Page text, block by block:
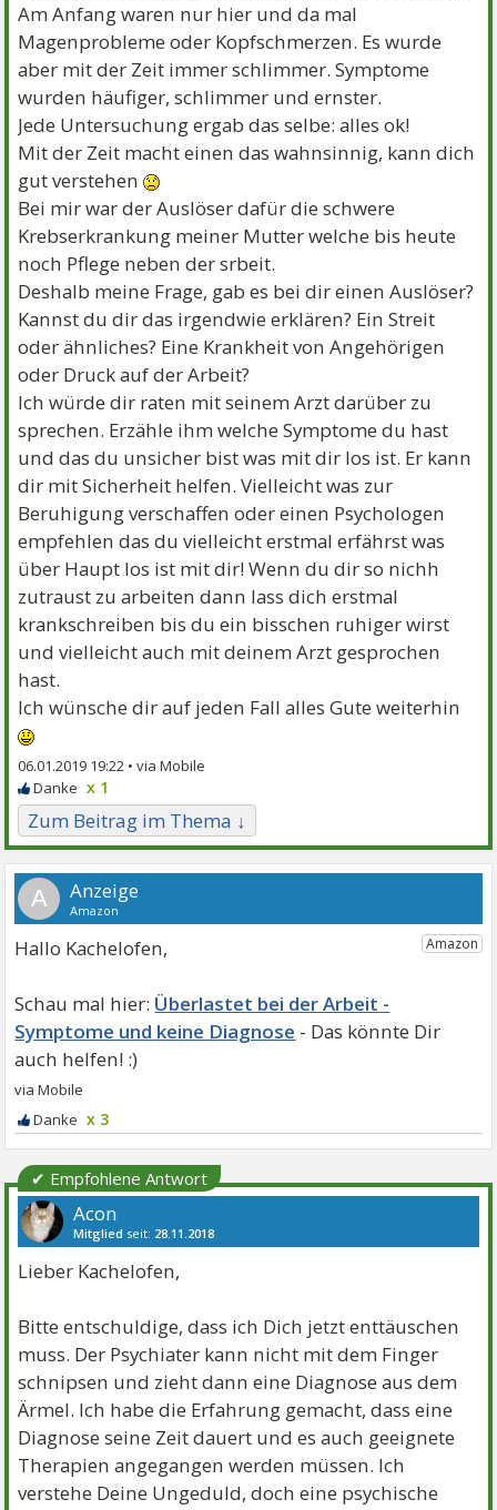
Am Anfang waren nur hier und da mal
Magenprobleme oder Kopfschmerzen. Es wurde
aber mit der Zeit immer schlimmer. Symptome
wurden häufiger, schlimmer und ernster.
Jede Untersuchung ergab das selbe: alles ok!
Mit der Zeit macht einen das wahnsinnig, kann dich
gut verstehen
Bei mir war der Auslöser dafür die schwere
Krebserkrankung meiner Mutter welche bis heute
noch Pflege neben der srbeit.
Deshalb meine Frage, gab es bei dir einen Auslöser?
Kannst du dir das irgendwie erklären? Ein Streit
oder ähnliches? Eine Krankheit von Angehörigen
oder Druck auf der Arbeit?
Ich würde dir raten mit seinem Arzt darüber zu
sprechen. Erzähle ihm welche Symptome du hast
und das du unsicher bist was mit dir los ist. Er kann
dir mit Sicherheit helfen. Vielleicht was zur
Beruhigung verschaffen oder einen Psychologen
empfehlen das du vielleicht erstmal erfährst was
über Haupt los ist mit dir! Wenn du dir so nichh
zutraust zu arbeiten dann lass dich erstmal
krankschreiben bis du ein bisschen ruhiger wirst
und vielleicht auch mit deinem Arzt gesprochen
hast.
Ich wünsche dir auf jeden Fall alles Gute weiterhin
06.01.2019 19:22 •
x 1
Zum Beitrag im Thema ↓
A
Hallo Kachelofen,
Überlastet bei der Arbeit -
Symptome und keine Diagnose
x 3
✔ Empfohlene Antwort
Acon
Mitglied seit: 28.11.2018
Lieber Kachelofen,
Bitte entschuldige, dass ich Dich jetzt enttäuschen
muss. Der Psychiater kann nicht mit dem Finger
schnipsen und zieht dann eine Diagnose aus dem
Ärmel. Ich habe die Erfahrung gemacht, dass eine
Diagnose seine Zeit dauert und es auch geeignete
Therapien angegangen werden müssen. Ich
verstehe Deine Ungeduld, doch eine psychische